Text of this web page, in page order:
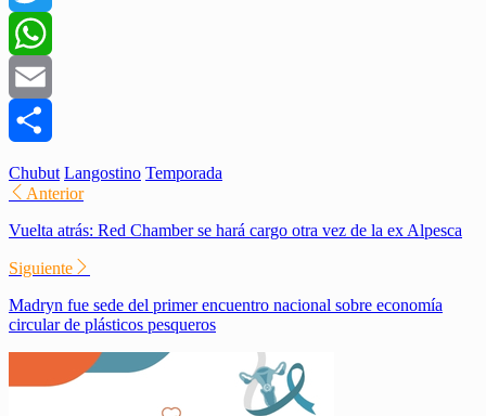
Twitter
WhatsApp
Email
Compartir
Chubut Langostino Temporada
Anterior
Vuelta atrás: Red Chamber se hará cargo otra vez de la ex Alpesca
Siguiente
Madryn fue sede del primer encuentro nacional sobre economía
circular de plásticos pesqueros